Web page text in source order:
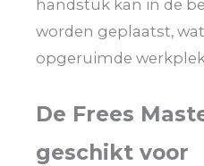
handstuk kan in de
worden geplaatst,
opgeruimde
De Frees
geschikt voor